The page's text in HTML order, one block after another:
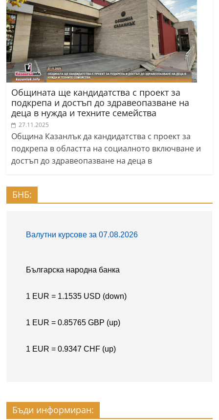
Общината ще кандидатства с проект за
подкрепа и достъп до здравеопазване на
деца в нужда и техните семейства
27.11.2025
Община Казанлък да кандидатства с проект за
подкрепа в областта на социалното включване и
достъп до здравеопазване на деца в
БНБ:
Бъди информиран: